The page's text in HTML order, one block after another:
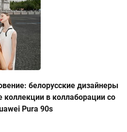
белорусские дизайнеры
в коллаборации со
Pura 90s